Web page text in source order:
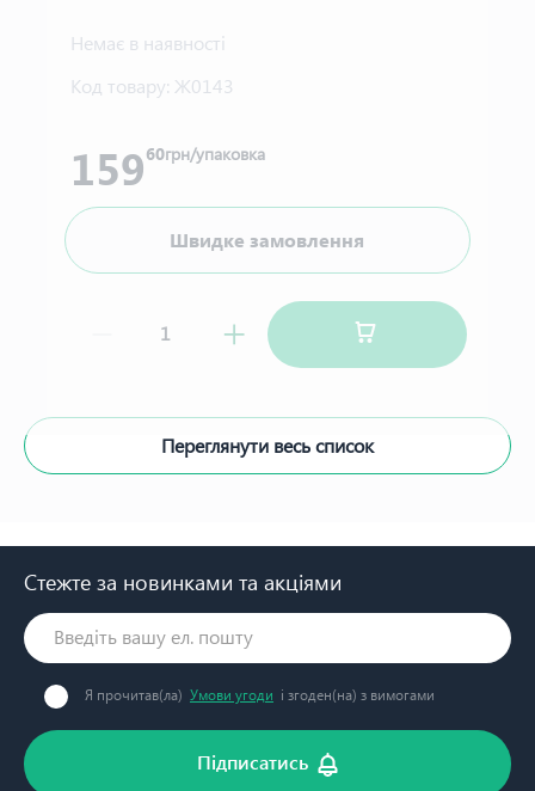
Немає в наявності
Код товару: Ж0143
15960грн/упаковка
Швидке замовлення
Переглянути весь список
Стежте за новинками та акціями
Я прочитав(ла) Умови угоди і згоден(на) з вимогами
Підписатись